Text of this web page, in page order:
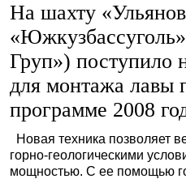
На шахту
Груп») поступило
для монтажа лавы
программе 2008
Новая техника позволяет
горно-геологическими
мощностью. С ее помощью